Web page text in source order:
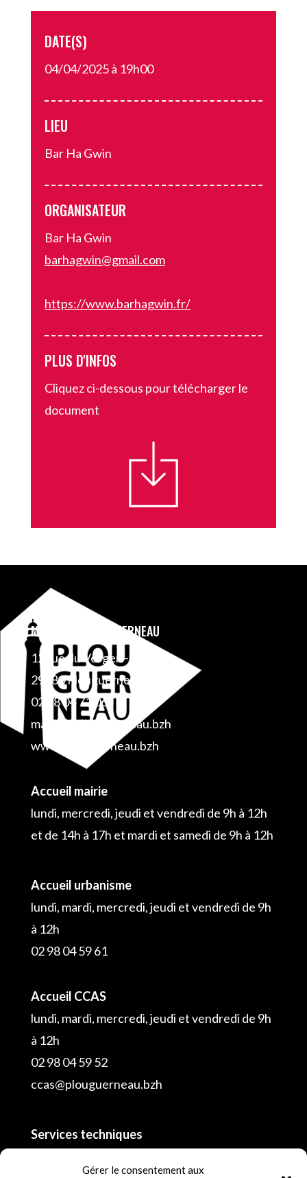
Gérer le consentement aux
DATE(S)
04/04/2025 à 19h00
LIEU
Bar Ha Gwin
ORGANISATEUR
Bar Ha Gwin
barhagwin@gmail.com
https://www.barhagwin.fr/
PLUS D'INFOS
Cliquez ci-dessous pour télécharger le
document
MAIRIE DE PLOUGUERNEAU
12 rue du Verger – BP 1
29880 Plouguerneau
02 98 04 71 06
mairie@plouguerneau.bzh
www.plouguerneau.bzh
Accueil mairie
lundi, mercredi, jeudi et vendredi de 9h à 12h
et de 14h à 17h et mardi et samedi de 9h à 12h
Accueil urbanisme
lundi, mardi, mercredi, jeudi et vendredi de 9h
à 12h
02 98 04 59 61
Accueil CCAS
lundi, mardi, mercredi, jeudi et vendredi de 9h
à 12h
02 98 04 59 52
ccas@plouguerneau.bzh
Services techniques